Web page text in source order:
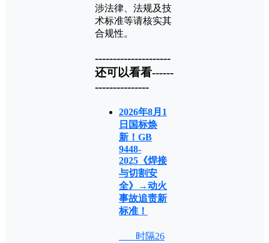
涉法律、法规及技
术标准等请核实其
合规性。
---------------------
还可以看看------
---------------
2026年8月1
日国标焕
新！GB
9448-
2025《焊接
与切割安
全》→动火
事故追责新
标准！
时隔26